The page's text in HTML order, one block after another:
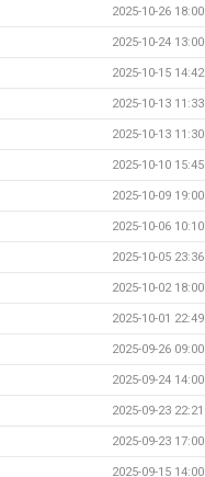
2025-10-26 18:00
2025-10-24 13:00
2025-10-15 14:42
2025-10-13 11:33
2025-10-13 11:30
2025-10-10 15:45
2025-10-09 19:00
2025-10-06 10:10
2025-10-05 23:36
2025-10-02 18:00
2025-10-01 22:49
2025-09-26 09:00
2025-09-24 14:00
2025-09-23 22:21
2025-09-23 17:00
2025-09-15 14:00